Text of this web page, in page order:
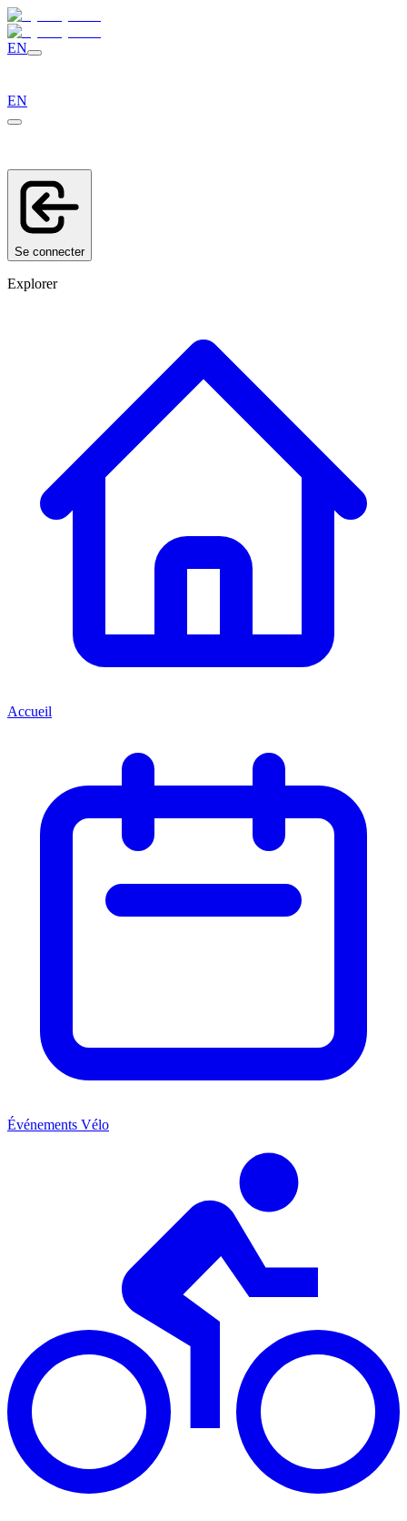
EN
EN
Se connecter
Explorer
Accueil
Événements Vélo